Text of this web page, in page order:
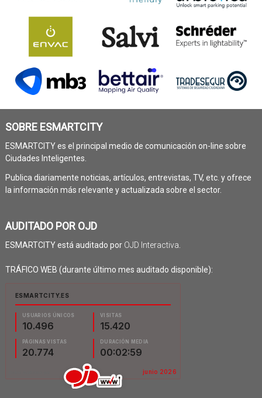
SOBRE ESMARTCITY
ESMARTCITY es el principal medio de comunicación on-line sobre
Ciudades Inteligentes.
Publica diariamente noticias, artículos, entrevistas, TV, etc. y ofrece
la información más relevante y actualizada sobre el sector.
AUDITADO POR OJD
ESMARTCITY está auditado por OJD Interactiva
TRÁFICO WEB (durante último mes auditado disponible):